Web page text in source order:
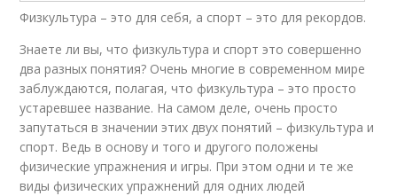
Физкультура – это для себя, а спорт – это для рекордов.
Знаете ли вы, что физкультура и спорт это совершенно
два разных понятия? Очень многие в современном мире
заблуждаются, полагая, что физкультура – это просто
устаревшее название. На самом деле, очень просто
запутаться в значении этих двух понятий – физкультура и
спорт. Ведь в основу и того и другого положены
физические упражнения и игры. При этом одни и те же
виды физических упражнений для одних людей